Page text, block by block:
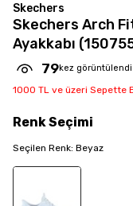
Skechers
Skechers Arch
Ayakkabı
79kez görüntülendi
1000 TL ve üzeri Sepette
RenkSeçimi
Seçilen Renk: Beyaz